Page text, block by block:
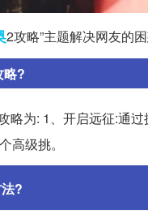
2攻略”主题解决网友的
略?
略为: 1、开启远征:通
高级挑。
?